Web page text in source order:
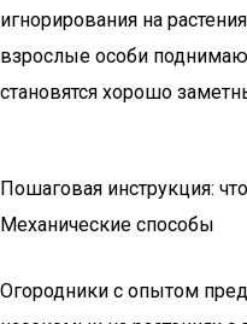
игнорирования на
взрослые особи
становятся хорошо
Пошаговая инструкция:
Механические способы
Огородники с опытом